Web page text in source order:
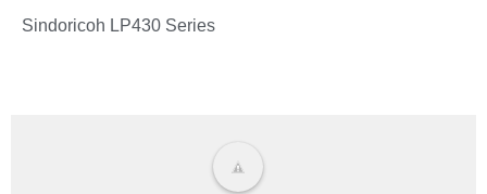
Sindoricoh LP430 Series